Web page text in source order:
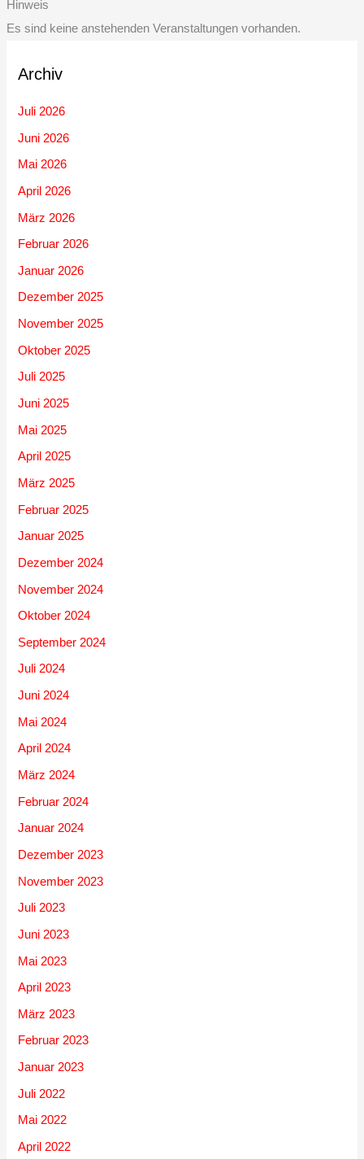
Hinweis
Es sind keine anstehenden Veranstaltungen vorhanden.
Archiv
Juli 2026
Juni 2026
Mai 2026
April 2026
März 2026
Februar 2026
Januar 2026
Dezember 2025
November 2025
Oktober 2025
Juli 2025
Juni 2025
Mai 2025
April 2025
März 2025
Februar 2025
Januar 2025
Dezember 2024
November 2024
Oktober 2024
September 2024
Juli 2024
Juni 2024
Mai 2024
April 2024
März 2024
Februar 2024
Januar 2024
Dezember 2023
November 2023
Juli 2023
Juni 2023
Mai 2023
April 2023
März 2023
Februar 2023
Januar 2023
Juli 2022
Mai 2022
April 2022